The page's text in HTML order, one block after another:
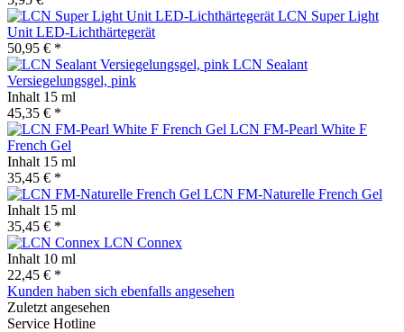
LCN Super Light
Unit LED-Lichthärtegerät
50,95 € *
LCN Sealant
Versiegelungsgel, pink
Inhalt 15 ml
45,35 € *
LCN FM-Pearl White F
French Gel
Inhalt 15 ml
35,45 € *
LCN FM-Naturelle French Gel
Inhalt 15 ml
35,45 € *
LCN Connex
Inhalt 10 ml
22,45 € *
Kunden haben sich ebenfalls angesehen
Zuletzt angesehen
Service Hotline